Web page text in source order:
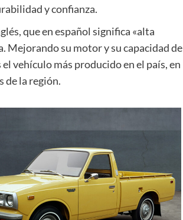
y confianza.
que en español significa «alta
Mejorando su motor y su capacidad de
vehículo más producido en el país, en
de la región.